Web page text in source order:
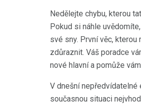
Nedělejte chybu, kterou
Pokud si náhle
své sny. První věc,
zdůraznit. Váš poradce
nové hlavní a pomůže
V dnešní
současnou situaci